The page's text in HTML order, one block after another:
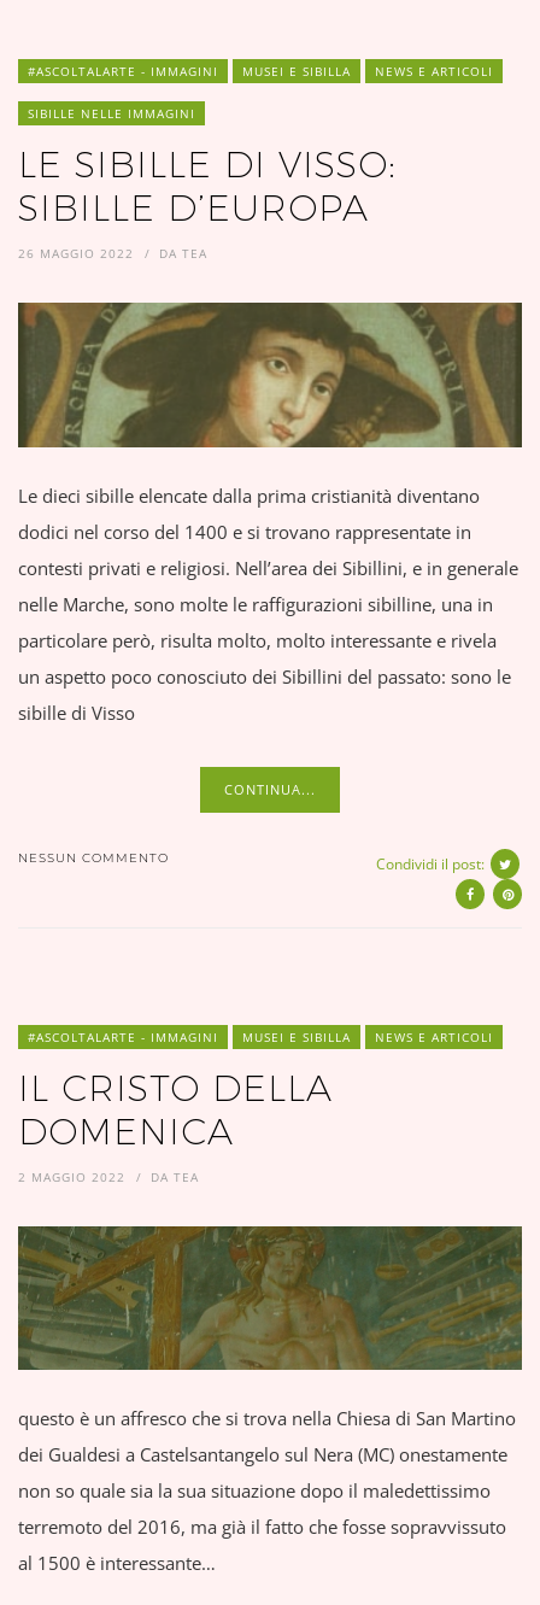
#ASCOLTALARTE - IMMAGINI MUSEI E SIBILLA NEWS E ARTICOLI
SIBILLE NELLE IMMAGINI
LE SIBILLE DI VISSO:
SIBILLE D’EUROPA
26 MAGGIO 2022 DA TEA
Le dieci sibille elencate dalla prima cristianità diventano
dodici nel corso del 1400 e si trovano rappresentate in
contesti privati e religiosi. Nell’area dei Sibillini, e in generale
nelle Marche, sono molte le raffigurazioni sibilline, una in
particolare però, risulta molto, molto interessante e rivela
un aspetto poco conosciuto dei Sibillini del passato: sono le
sibille di Visso
CONTINUA...
NESSUN COMMENTO Condividi il post:
#ASCOLTALARTE - IMMAGINI MUSEI E SIBILLA NEWS E ARTICOLI
IL CRISTO DELLA
DOMENICA
2 MAGGIO 2022 DA TEA
questo è un affresco che si trova nella Chiesa di San Martino
dei Gualdesi a Castelsantangelo sul Nera (MC) onestamente
non so quale sia la sua situazione dopo il maledettissimo
terremoto del 2016, ma già il fatto che fosse sopravvissuto
al 1500 è interessante…